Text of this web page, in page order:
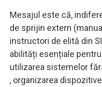
Mesajul este că,
de sprijin extern
instructori de elită din
abilități esențiale
utilizarea sistemelor
, organizarea